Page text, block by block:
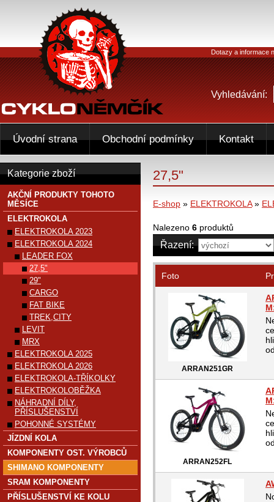
27,5"
E-shop » ELEKTROKOLA»
Nalezeno 6 produktů
Řazení:
Foto
ARRAN251GR
ARRAN252FL
Kategorie zboží
AKČNÍ PRODUKTY TOHOTO
MĚSÍCE
ELEKTROKOLA
ELEKTROKOLA 2023
ELEKTROKOLA 2024
LEADER FOX
27,5"
29"
CARGO
FAT BIKE
TREK,CITY
LEVIT
MRX
ELEKTROKOLA 2025
ELEKTROKOLA 2026
ELEKTROKOLA-TŘÍKOLKY
ELEKTROKOLOBĚŽKA
NÁHRADNÍ DÍLY,
PŘÍSLUŠENSTVÍ
POHONNÉ SYSTÉMY
JÍZDNÍ KOLA
KOMPONENTY OST. VÝROBCŮ
SHIMANO KOMPONENTY
SRAM KOMPONENTY
PŘÍSLUŠENSTVÍ KE KOLU
Dotazy a informace
Vyhledávání:
Úvodní strana Obchodní podmínky Kontakt